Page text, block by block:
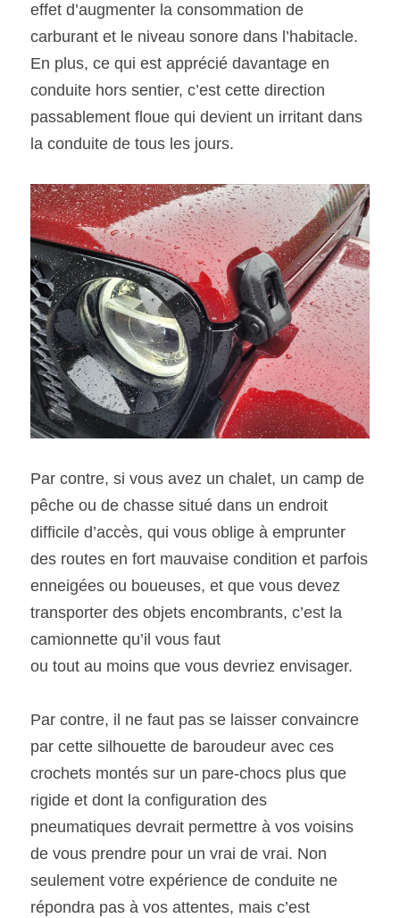
effet d’augmenter la consommation de
carburant et le niveau sonore dans l’habitacle.
En plus, ce qui est apprécié davantage en
conduite hors sentier, c’est cette direction
passablement floue qui devient un irritant dans
la conduite de tous les jours.
Par contre, si vous avez un chalet, un camp de
pêche ou de chasse situé dans un endroit
difficile d’accès, qui vous oblige à emprunter
des routes en fort mauvaise condition et parfois
enneigées ou boueuses, et que vous devez
transporter des objets encombrants, c’est la
camionnette qu’il vous faut
ou tout au moins que vous devriez envisager.
Par contre, il ne faut pas se laisser convaincre
par cette silhouette de baroudeur avec ces
crochets montés sur un pare-chocs plus que
rigide et dont la configuration des
pneumatiques devrait permettre à vos voisins
de vous prendre pour un vrai de vrai. Non
seulement votre expérience de conduite ne
répondra pas à vos attentes, mais c’est